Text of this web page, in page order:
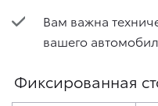
Вам важна
вашего
Фиксированная